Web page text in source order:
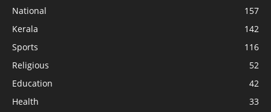
National
157
Kerala
142
Sports
116
Religious
52
Education
42
Health
33